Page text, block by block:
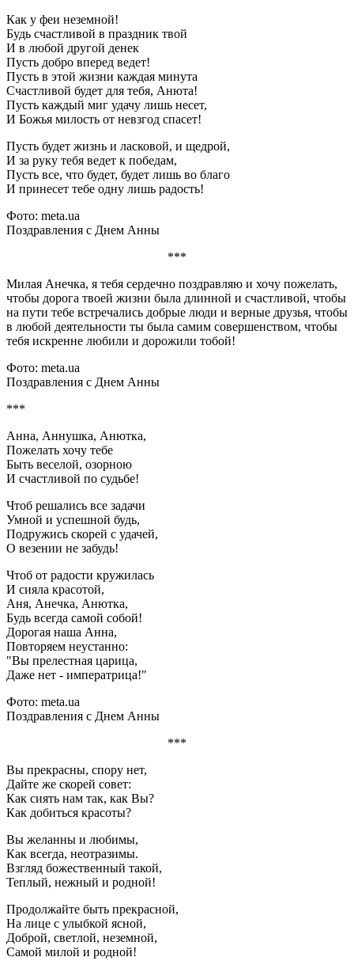
Как у феи неземной!
Будь счастливой в праздник твой
И в любой другой денек
Пусть добро вперед ведет!
Пусть в этой жизни каждая минута
Счастливой будет для тебя, Анюта!
Пусть каждый миг удачу лишь несет,
И Божья милость от невзгод спасет!
Пусть будет жизнь и ласковой, и щедрой,
И за руку тебя ведет к победам,
Пусть все, что будет, будет лишь во благо
И принесет тебе одну лишь радость!
Фото: meta.ua
Поздравления с Днем Анны
***
Милая Анечка, я тебя сердечно поздравляю и хочу пожелать,
чтобы дорога твоей жизни была длинной и счастливой, чтобы
на пути тебе встречались добрые люди и верные друзья, чтобы
в любой деятельности ты была самим совершенством, чтобы
тебя искренне любили и дорожили тобой!
Фото: meta.ua
Поздравления с Днем Анны
***
Анна, Аннушка, Анютка,
Пожелать хочу тебе
Быть веселой, озорною
И счастливой по судьбе!
Чтоб решались все задачи
Умной и успешной будь,
Подружись скорей с удачей,
О везении не забудь!
Чтоб от радости кружилась
И сияла красотой,
Аня, Анечка, Анютка,
Будь всегда самой собой!
Дорогая наша Анна,
Повторяем неустанно:
"Вы прелестная царица,
Даже нет - императрица!"
Фото: meta.ua
Поздравления с Днем Анны
***
Вы прекрасны, спору нет,
Дайте же скорей совет:
Как сиять нам так, как Вы?
Как добиться красоты?
Вы желанны и любимы,
Как всегда, неотразимы.
Взгляд божественный такой,
Теплый, нежный и родной!
Продолжайте быть прекрасной,
На лице с улыбкой ясной,
Доброй, светлой, неземной,
Самой милой и родной!